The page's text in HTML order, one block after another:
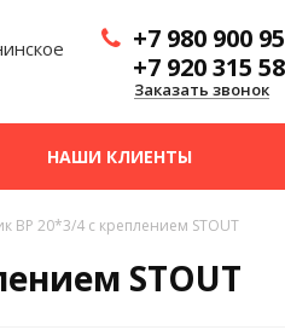
+7 980 900
+7 920 315
Заказать звонок
НАШИ КЛИЕНТЫ
ВР 20*3/4 с креплением STOUT
STOUT